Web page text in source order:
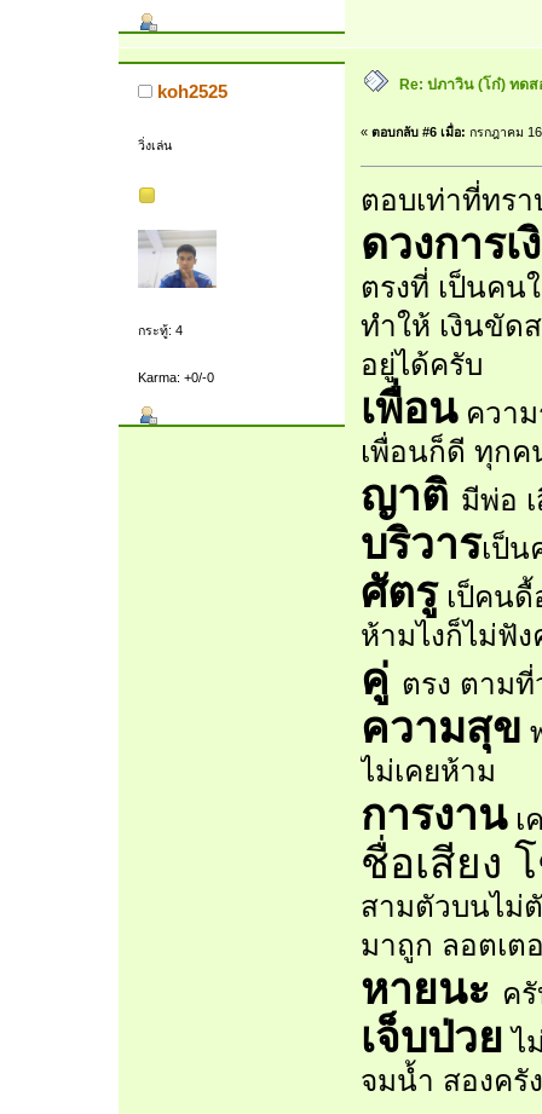
koh2525
วิ่งเล่น
กระทู้: 4
Karma: +0/-0
Re: ปภาวิน (โก๋) ทด
« ตอบกลับ #6 เมื่อ: กรกฎาคม
ตอบเท่าที่ทร
ดวงการเ
ตรงที่ เป็นคน
ทำให้ เงินขัด
อยู่ได้ครับ
เพื่อนความ
เพื่อนก็ดี ทุก
ญาติ มีพ่อ
บริวารเป็น
ศัตรูเป็คนดื้
ห้ามไงก็ไม่ฟัง
คู่ ตรง ตาม
ความสุข
ไม่เคยห้าม
การงานเ
ชื่อเสียง
สามตัวบนไม่
มาถูก ลอตเต
หายนะ ค
เจ็บป่วย ไ
จมน้ำ สองครั